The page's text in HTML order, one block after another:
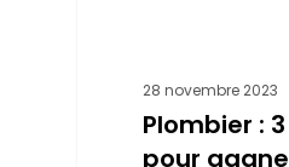
28 novembre 2023
Plombier :
pour